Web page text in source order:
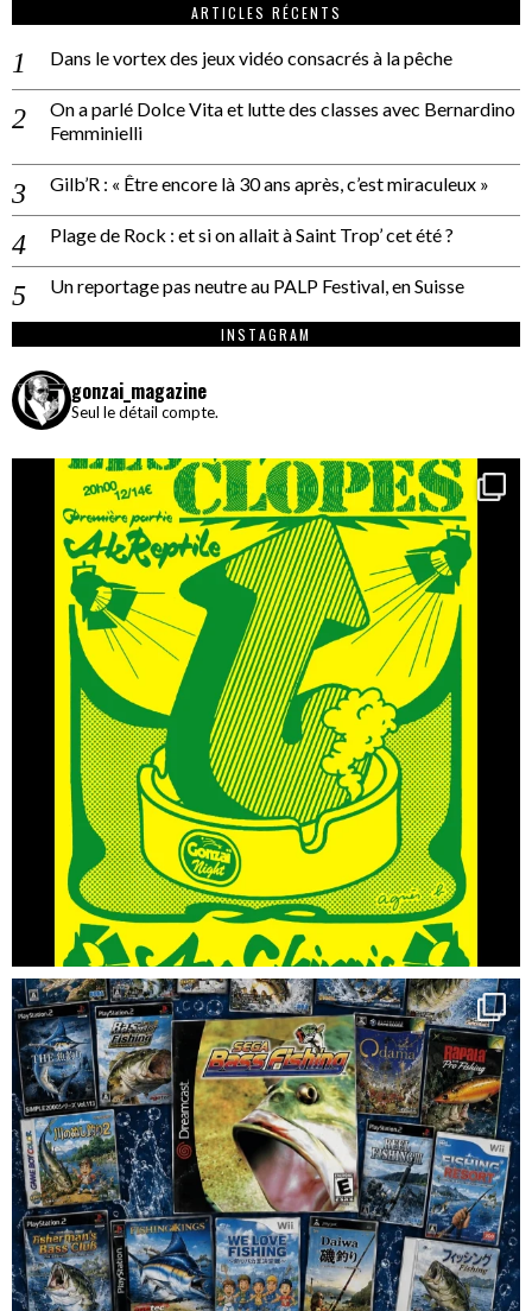
ARTICLES RÉCENTS
Dans le vortex des jeux vidéo consacrés à la pêche
On a parlé Dolce Vita et lutte des classes avec Bernardino
Femminielli
Gilb’R : « Être encore là 30 ans après, c’est miraculeux »
Plage de Rock : et si on allait à Saint Trop’ cet été ?
Un reportage pas neutre au PALP Festival, en Suisse
INSTAGRAM
gonzai_magazine
Seul le détail compte.